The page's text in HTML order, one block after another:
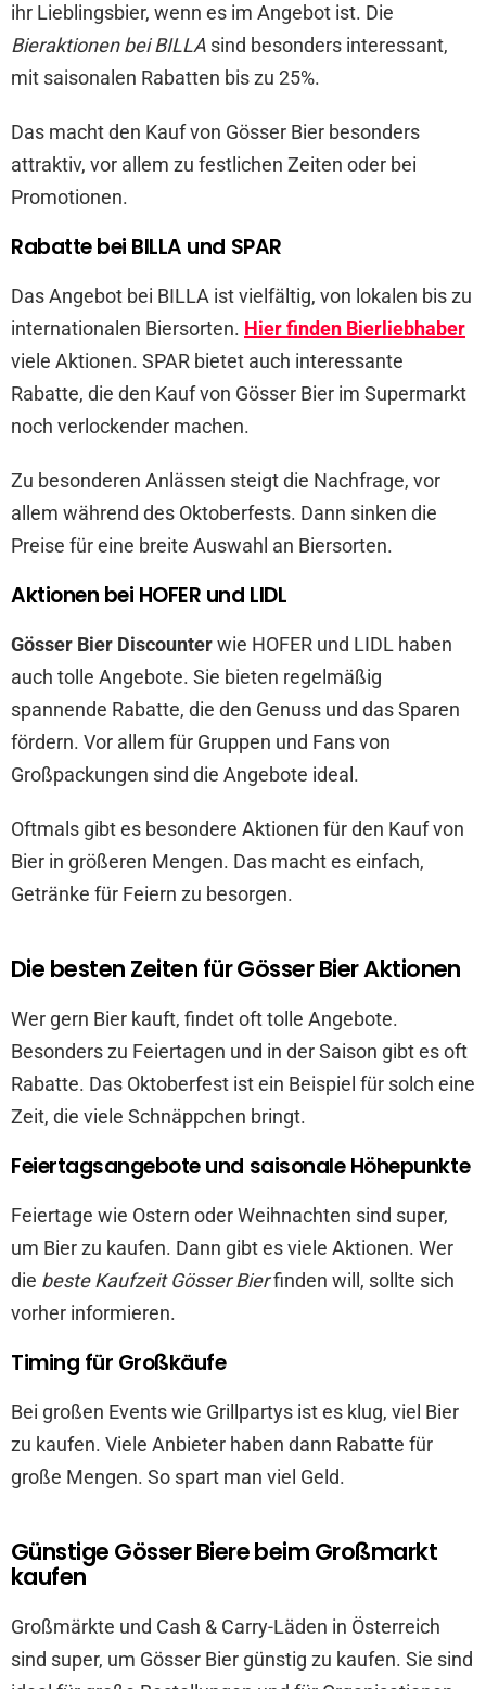
ihr Lieblingsbier, wenn es im Angebot ist. Die
Bieraktionen bei BILLA sind besonders interessant,
mit saisonalen Rabatten bis zu 25%.
Das macht den Kauf von Gösser Bier besonders
attraktiv, vor allem zu festlichen Zeiten oder bei
Promotionen.
Rabatte bei BILLA und SPAR
Das Angebot bei BILLA ist vielfältig, von lokalen bis zu
internationalen Biersorten. Hier finden Bierliebhaber
viele Aktionen. SPAR bietet auch interessante
Rabatte, die den Kauf von Gösser Bier im Supermarkt
noch verlockender machen.
Zu besonderen Anlässen steigt die Nachfrage, vor
allem während des Oktoberfests. Dann sinken die
Preise für eine breite Auswahl an Biersorten.
Aktionen bei HOFER und LIDL
Gösser Bier Discounterwie HOFER und LIDL haben
auch tolle Angebote. Sie bieten regelmäßig
spannende Rabatte, die den Genuss und das Sparen
fördern. Vor allem für Gruppen und Fans von
Großpackungen sind die Angebote ideal.
Oftmals gibt es besondere Aktionen für den Kauf von
Bier in größeren Mengen. Das macht es einfach,
Getränke für Feiern zu besorgen.
Die besten Zeiten für Gösser Bier Aktionen
Wer gern Bier kauft, findet oft tolle Angebote.
Besonders zu Feiertagen und in der Saison gibt es oft
Rabatte. Das Oktoberfest ist ein Beispiel für solch eine
Zeit, die viele Schnäppchen bringt.
Feiertagsangebote und saisonale Höhepunkte
Feiertage wie Ostern oder Weihnachten sind super,
um Bier zu kaufen. Dann gibt es viele Aktionen. Wer
die beste Kaufzeit Gösser Bierfinden will, sollte sich
vorher informieren.
Timing für Großkäufe
Bei großen Events wie Grillpartys ist es klug, viel Bier
zu kaufen. Viele Anbieter haben dann Rabatte für
große Mengen. So spart man viel Geld.
Günstige Gösser Biere beim Großmarkt
kaufen
Großmärkte und Cash & Carry-Läden in Österreich
sind super, um Gösser Bier günstig zu kaufen. Sie sind